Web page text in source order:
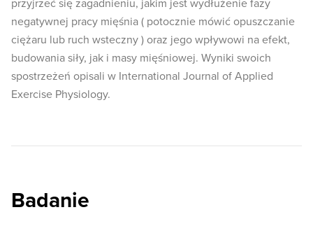
przyjrzeć się zagadnieniu, jakim jest wydłużenie fazy
negatywnej pracy mięśnia ( potocznie mówić opuszczanie
ciężaru lub ruch wsteczny ) oraz jego wpływowi na efekt,
budowania siły, jak i masy mięśniowej. Wyniki swoich
spostrzeżeń opisali w International Journal of Applied
Exercise Physiology.
Badanie